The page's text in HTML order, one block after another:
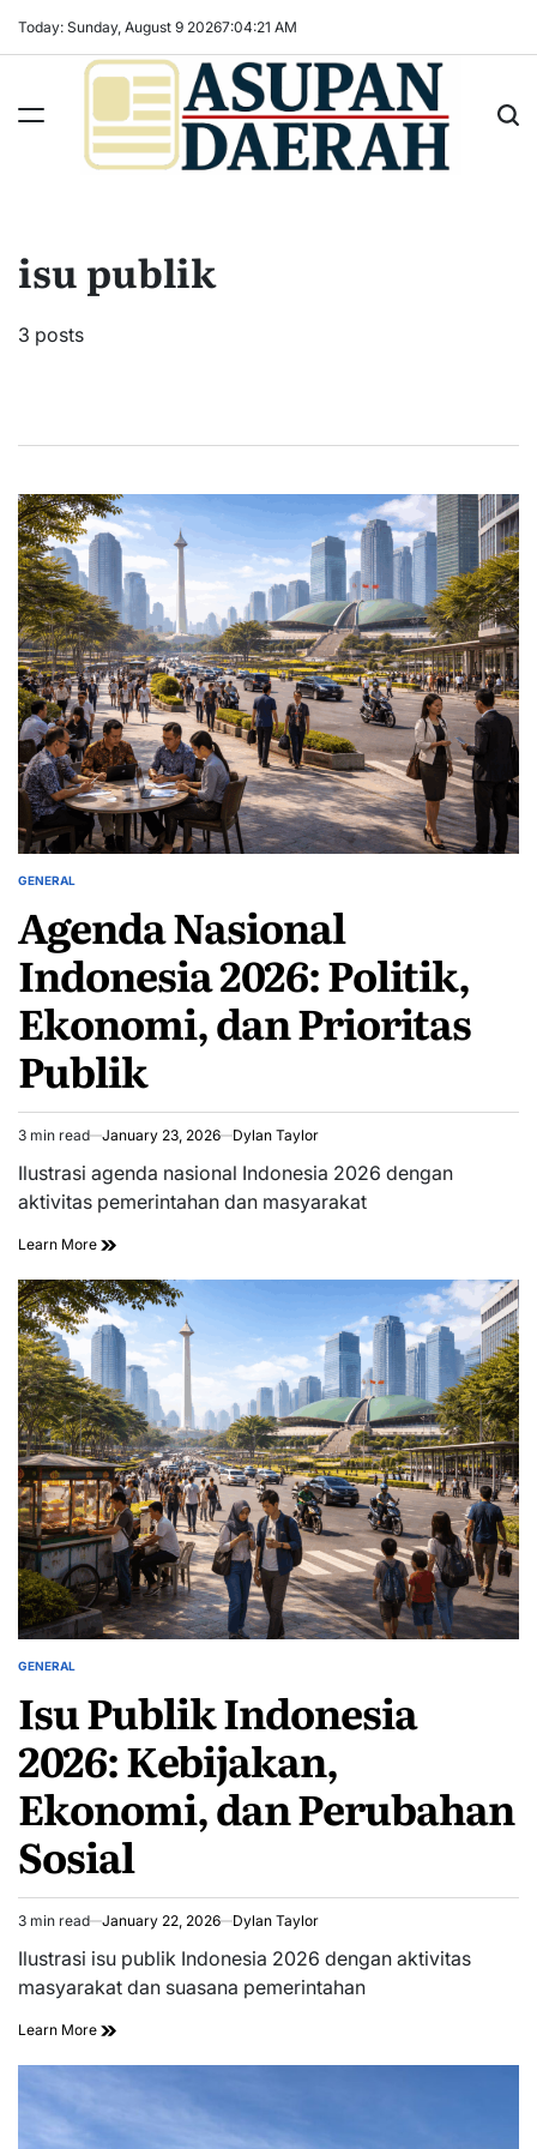
Today: Sunday, August 9 20267:04:22 AM
untuk
Daerah
Sekitarnya
isu publik
3 posts
POSTED
GENERAL
Agenda Nasional
Indonesia 2026: Politik,
Ekonomi, dan Prioritas
Publik
Estimated
read
time
3 min read January 23, 2026 Dylan Taylor
Ilustrasi agenda nasional Indonesia 2026 dengan
aktivitas pemerintahan dan masyarakat
Learn More
POSTED
GENERAL
Isu Publik Indonesia
2026: Kebijakan,
Ekonomi, dan Perubahan
Sosial
Estimated
read
time
3 min read January 22, 2026 Dylan Taylor
Ilustrasi isu publik Indonesia 2026 dengan aktivitas
masyarakat dan suasana pemerintahan
Learn More